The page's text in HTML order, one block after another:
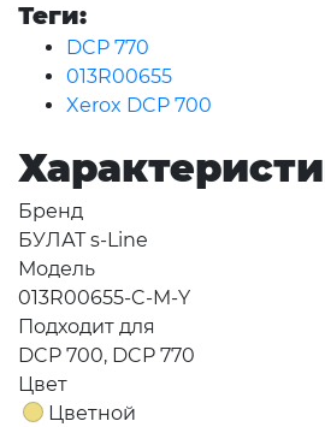
Теги:
DCP 770
013R00655
Xerox DCP 700
Бренд
БУЛАТ s-Line
Модель
013R00655-C-M-Y
Подходит для
DCP 700, DCP 770
Цвет
Цветной